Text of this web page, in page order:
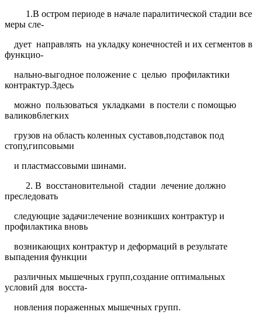
1.В остром периоде в начале паралитической стадии все
меры сле-
дует направлять на укладку конечностей и их сегментов в
функцио-
нально-выгодное положение с целью профилактики
контрактур.Здесь
можно пользоваться укладками в постели с помощью
валиков6легких
грузов на область коленных суставов,подставок под
стопу,гипсовыми
и пластмассовыми шинами.
2. В восстановительной стадии лечение должно
преследовать
следующие задачи:лечение возникших контрактур и
профилактика вновь
возникающих контрактур и деформаций в результате
выпадения функции
различных мышечных групп,создание оптимальных
условий для восста-
новления пораженных мышечных групп.